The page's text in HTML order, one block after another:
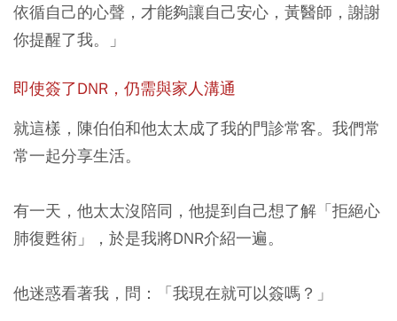
依循自己的心聲，才能夠讓自己安心，黃醫師，謝謝
你提醒了我。」
即使簽了DNR，仍需與家人溝通
就這樣，陳伯伯和他太太成了我的門診常客。我們常
常一起分享生活。
有一天，他太太沒陪同，他提到自己想了解「拒絕心
肺復甦術」，於是我將DNR介紹一遍。
他迷惑看著我，問：「我現在就可以簽嗎？」